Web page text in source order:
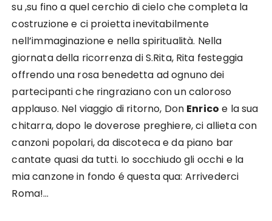
su ,su fino a quel cerchio di cielo che completa la
costruzione e ci proietta inevitabilmente
nell’immaginazione e nella spiritualità. Nella
giornata della ricorrenza di S.Rita, Rita festeggia
offrendo una rosa benedetta ad ognuno dei
partecipanti che ringraziano con un caloroso
applauso. Nel viaggio di ritorno, Don Enrico e la sua
chitarra, dopo le doverose preghiere, ci allieta con
canzoni popolari, da discoteca e da piano bar
cantate quasi da tutti. Io socchiudo gli occhi e la
mia canzone in fondo é questa qua: Arrivederci
Roma!…